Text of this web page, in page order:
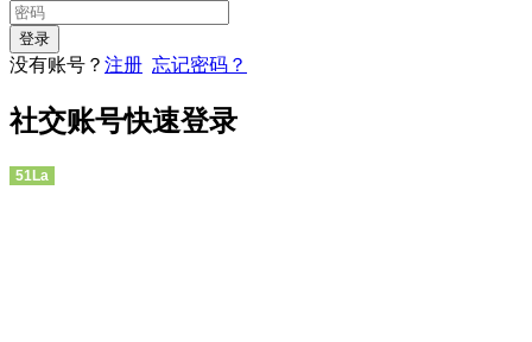
没有账号？ 注册 忘记密码？
社交账号快速登录
51La